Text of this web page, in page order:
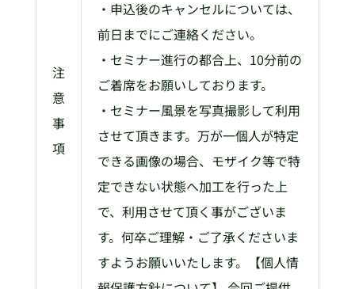
注
意
事
項
・申込後のキャンセルについては、
前日までにご連絡ください。
・セミナー進行の都合上、10分前の
ご着席をお願いしております。
・セミナー風景を写真撮影して利用
させて頂きます。万が一個人が特定
できる画像の場合、モザイク等で特
定できない状態へ加工を行った上
で、利用させて頂く事がございま
す。何卒ご理解・ご了承くださいま
すようお願いいたします。【個人情